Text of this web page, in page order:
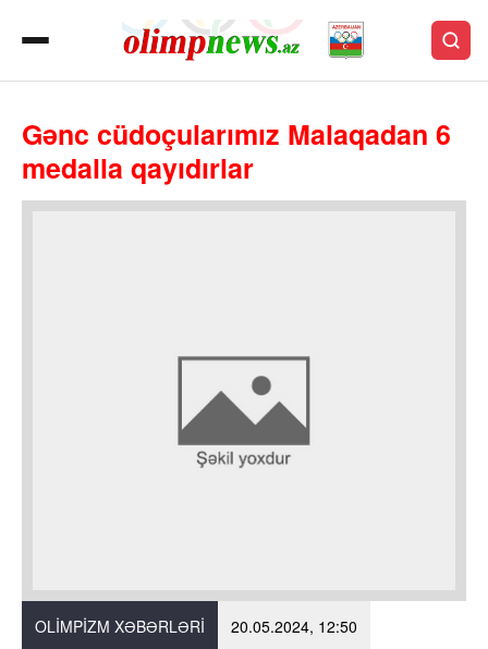
Gənc cüdoçularımız Malaqadan 6
medalla qayıdırlar
OLIMPIZM XƏBƏRLƏRI 20.05.2024, 12:50